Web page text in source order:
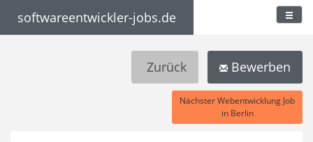
softwareentwickler-jobs.de
Zurück Bewerben
Nächster Webentwicklung Job
in Berlin